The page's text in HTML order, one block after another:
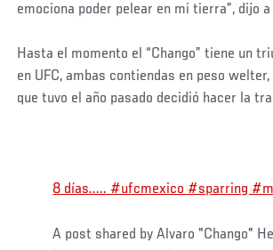
emociona poder pelear en mi tierra”, dijo a
Hasta el momento el “Chango” tiene un
en UFC, ambas contiendas en peso
que tuvo el año pasado decidió hacer la
8 días..... #ufcmexico #sparring
A post shared by Alvaro "Chango"